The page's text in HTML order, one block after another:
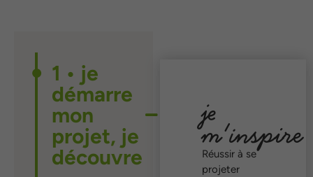
1 • je
démarre
mon
projet, je
découvre
je
m'inspire
Réussir à se
projeter